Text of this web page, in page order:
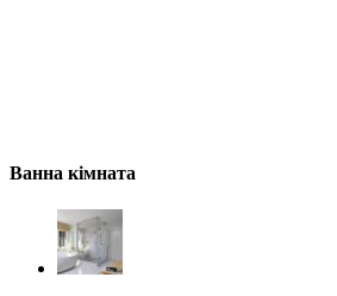
Ванна кімната